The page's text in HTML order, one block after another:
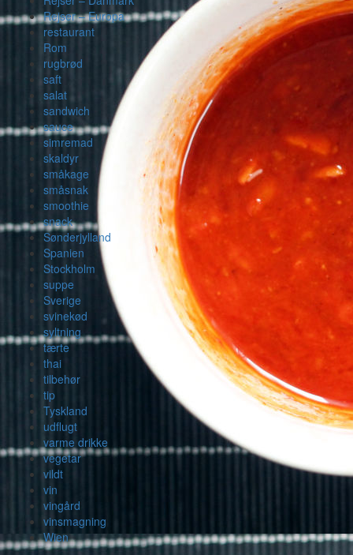
Rejser – Europa
restaurant
Rom
rugbrød
saft
salat
sandwich
sauce
simremad
skaldyr
småkage
småsnak
smoothie
snack
Sønderjylland
Spanien
Stockholm
suppe
Sverige
svinekød
syltning
tærte
thai
tilbehør
tip
Tyskland
udflugt
varme drikke
vegetar
vildt
vin
vingård
vinsmagning
Wien